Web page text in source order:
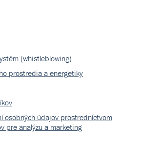
(whistleblowing)
prostredia a energetiky
osobných údajov prostredníctvom
pre analýzu a marketing